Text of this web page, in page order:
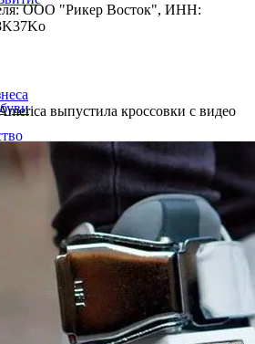
ООО "Рикер Восток", ИНН:
выпустила кроссовки с видео